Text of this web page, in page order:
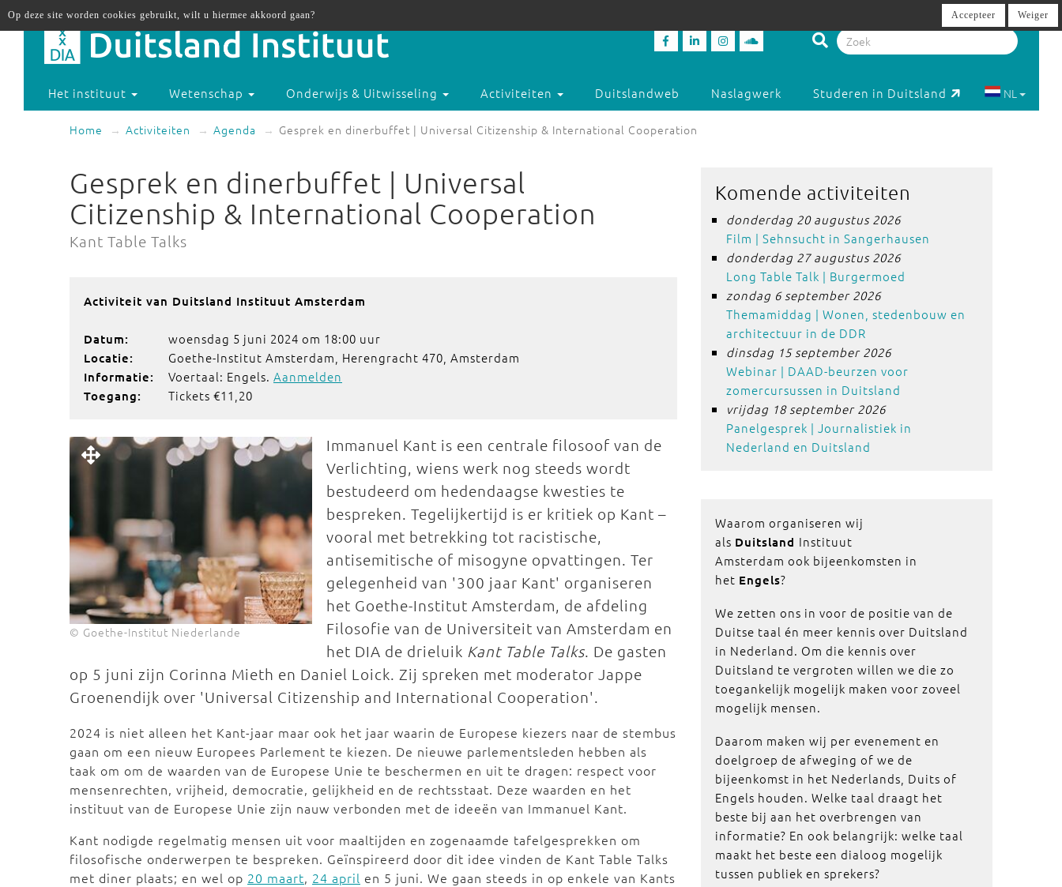
Het instituut Wetenschap Onderwijs & Uitwisseling Activiteiten Duitslandweb Naslagwerk Studeren in Duitsland NL
Home Activiteiten Agenda Gesprek en dinerbuffet | Universal Citizenship & International Cooperation
Gesprek en dinerbuffet | Universal
Citizenship & International Cooperation
Kant Table Talks
Activiteit van Duitsland Instituut Amsterdam
Datum: woensdag 5 juni 2024 om 18:00 uur
Locatie: Goethe-Institut Amsterdam, Herengracht 470, Amsterdam
Informatie: Voertaal: Engels. Aanmelden
Toegang: Tickets €11,20
© Goethe-Institut Niederlande
Immanuel Kant is een centrale filosoof van de
Verlichting, wiens werk nog steeds wordt
bestudeerd om hedendaagse kwesties te
bespreken. Tegelijkertijd is er kritiek op Kant –
vooral met betrekking tot racistische,
antisemitische of misogyne opvattingen. Ter
gelegenheid van '300 jaar Kant' organiseren
het Goethe-Institut Amsterdam, de afdeling
Filosofie van de Universiteit van Amsterdam en
het DIA de drieluik Kant Table Talks. De gasten
op 5 juni zijn Corinna Mieth en Daniel Loick. Zij spreken met moderator Jappe
Groenendijk over 'Universal Citizenship and International Cooperation'.
2024 is niet alleen het Kant-jaar maar ook het jaar waarin de Europese kiezers naar de stembus
gaan om een nieuw Europees Parlement te kiezen. De nieuwe parlementsleden hebben als
taak om om de waarden van de Europese Unie te beschermen en uit te dragen: respect voor
mensenrechten, vrijheid, democratie, gelijkheid en de rechtsstaat. Deze waarden en het
instituut van de Europese Unie zijn nauw verbonden met de ideeën van Immanuel Kant.
Kant nodigde regelmatig mensen uit voor maaltijden en zogenaamde tafelgesprekken om
filosofische onderwerpen te bespreken. Geïnspireerd door dit idee vinden de Kant Table Talks
met diner plaats; en wel op 20 maart, 24 april en 5 juni. We gaan steeds in op enkele van Kants
Komende activiteiten
donderdag 20 augustus 2026
Film | Sehnsucht in Sangerhausen
donderdag 27 augustus 2026
Long Table Talk | Burgermoed
zondag 6 september 2026
Themamiddag | Wonen, stedenbouw en
architectuur in de DDR
dinsdag 15 september 2026
Webinar | DAAD-beurzen voor
zomercursussen in Duitsland
vrijdag 18 september 2026
Panelgesprek | Journalistiek in
Nederland en Duitsland
Waarom organiseren wij
als Duitsland Instituut
Amsterdam ook bijeenkomsten in
het Engels?
We zetten ons in voor de positie van de
Duitse taal én meer kennis over Duitsland
in Nederland. Om die kennis over
Duitsland te vergroten willen we die zo
toegankelijk mogelijk maken voor zoveel
mogelijk mensen.
Daarom maken wij per evenement en
doelgroep de afweging of we de
bijeenkomst in het Nederlands, Duits of
Engels houden. Welke taal draagt het
beste bij aan het overbrengen van
informatie? En ook belangrijk: welke taal
maakt het beste een dialoog mogelijk
tussen publiek en sprekers?
Op deze site worden cookies gebruikt, wilt u hiermee akkoord gaan? Accepteer Weiger